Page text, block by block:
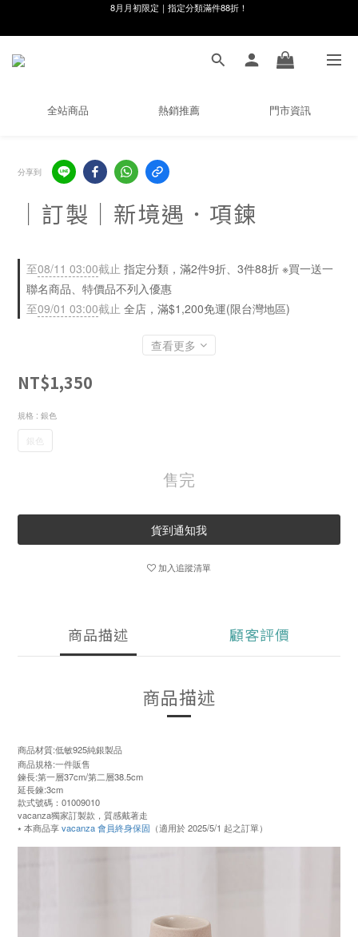
8月月初限定｜指定分類滿件88折！
線在，好事發生｜祈願新品 第2件享9折
🌸新會員限定🌸註冊送$100購物金
全站商品 熱銷推薦 門市資訊
分享到
｜訂製｜新境遇．項鍊
至08/11 03:00截止 指定分類，滿2件9折、3件88折 ※買一送一
聯名商品、特價品不列入優惠
至09/01 03:00截止 全店，滿$1,200免運(限台灣地區)
查看更多
NT$1,350
規格 : 銀色
銀色
售完
貨到通知我
加入追蹤清單
商品描述 顧客評價
商品描述
商品材質:低敏925純銀製品
商品規格:一件販售
鍊長:第一層37cm/第二層38.5cm
延長鍊:3cm
款式號碼：01009010
vacanza獨家訂製款，質感戴著走
⭑ 本商品享vacanza 會員終身保固 （適用於 2025/5/1 起之訂單）